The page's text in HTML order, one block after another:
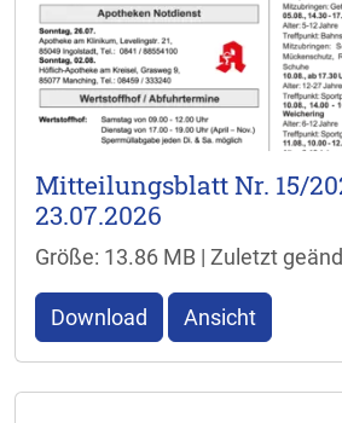
Mitteilungsblatt Nr. 15/
23.07.2026
Größe: 13.86 MB | Zuletzt
Download Ansicht